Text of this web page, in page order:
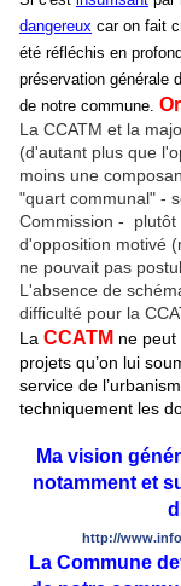
dangereux car on fait
été réfléchis en
préservation générale
de notre commune.
La CCATM et la
(d'autant plus que
moins une
"quart communal" -
Commission - plutôt
d'opposition motivé
ne pouvait pas
L'absence de
difficulté pour la
La CCATM ne peut
projets qu’on lui
service de
techniquement les
Ma vision
notamment et
http://
La Commune